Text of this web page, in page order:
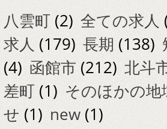
八雲町 (2) 全ての求人
求人 (179) 長期 (138)
(4) 函館市 (212) 北斗
差町 (1) そのほかの地
せ (1) new (1)